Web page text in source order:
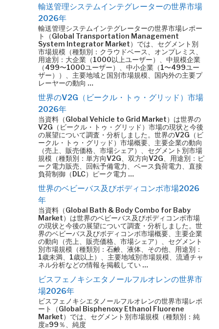
輸送管理システムインテグレーターの世界市場
2026年
輸送管理システムインテグレーターの世界市場レポー
ト（Global Transportation Management
System Integrator Market）では、セグメント別
市場規模（種類別：クラウドベース、オンプレミス、
用途別：大企業（1000以上ユーザー）、中規模企業
（499〜1000ユーザー）、中小企業（1〜499ユー
ザー））、主要地域と国別市場規模、国内外の主要プ
レーヤーの動向 …
世界のV2G（ビークル・トゥ・グリッド）市場
2026年
当資料（Global Vehicle to Grid Market）は世界の
V2G（ビークル・トゥ・グリッド）市場の現状と今後
の展望について調査・分析しました。世界のV2G（ビ
ークル・トゥ・グリッド）市場概要、主要企業の動向
（売上、販売価格、市場シェア）、セグメント別市場
規模（種類別：単方向V2G、双方向V2G、用途別：ピ
ーク電力販売、回転予備電力、ベース負荷電力、直接
負荷制御（DLC）ピーク電力 …
世界のベビーバス及びボディコンボ市場2026
年
当資料（Global Bath & Body Combo for Baby
Market）は世界のベビーバス及びボディコンボ市場
の現状と今後の展望について調査・分析しました。世
界のベビーバス及びボディコンボ市場概要、主要企業
の動向（売上、販売価格、市場シェア）、セグメント
別市場規模（種類別：石鹸、液体、その他、用途別：
1歳未満、1歳以上）、主要地域別市場規模、流通チャ
ネル分析などの情報を掲載してい …
ビスフェノキシエタノールフルオレンの世界市
場2026年
ビスフェノキシエタノールフルオレンの世界市場レポ
ート（Global Bisphenoxy Ethanol Fluorene
Market）では、セグメント別市場規模（種類別：純
度≥99％、純度